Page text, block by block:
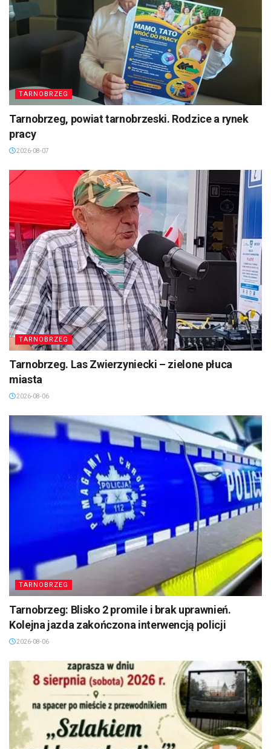
TARNOBRZEG
Tarnobrzeg, powiat tarnobrzeski. Rodzice a rynek
pracy
2026-08-07
TARNOBRZEG
Tarnobrzeg. Las Zwierzyniecki – zielone płuca
miasta
2026-08-06
TARNOBRZEG
Tarnobrzeg: Blisko 2 promile i brak uprawnień.
Kolejna jazda zakończona interwencją policji
2026-08-06